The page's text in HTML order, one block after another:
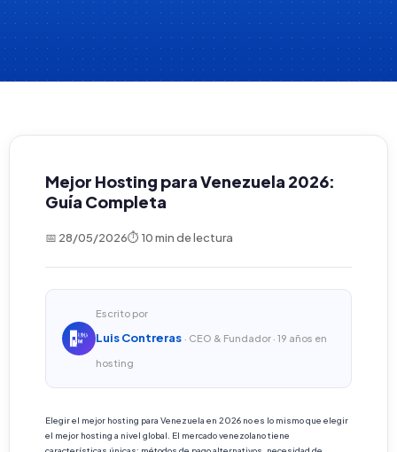
Mejor Hosting para Venezuela 2026:
Guía Completa
📅 28/05/2026⏱ 10 min de lectura
Escrito por
Luis Contreras · CEO & Fundador · 19 años en
hosting
Elegir el mejor hosting para Venezuela en 2026 no es lo mismo que elegir
el mejor hosting a nivel global. El mercado venezolano tiene